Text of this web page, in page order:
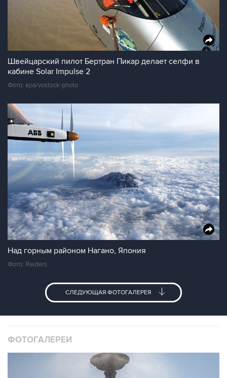
Швейцарский пилот Бертран Пикар делает селфи в
кабине Solar Impulse 2
Фото: epa/vostock-photo
Над горным районом Нагано, Япония
Фото: Reuters
СЛЕДУЮЩАЯ ФОТОГАЛЕРЕЯ
ФОТОГАЛЕРЕИ